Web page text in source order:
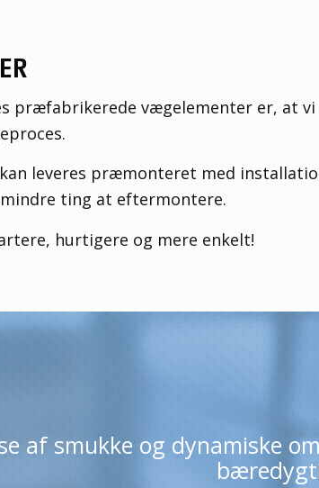
præfabrikerede vægelementer er, at
leveres præmonteret med
ting at eftermontere.
hurtigere og mere enkelt!
af smukke og dynamiske